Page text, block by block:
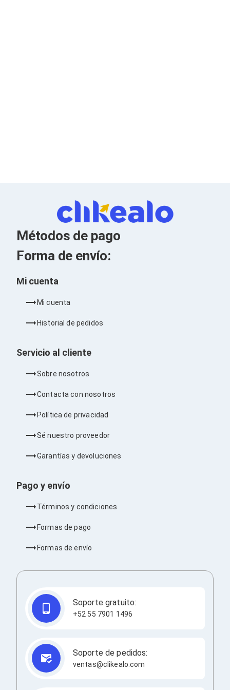
Accesorios para PC's
Bases para PC's
Kits de Herramientas
Candados para PC's
Protectores para PC's
Limpiadores para Electrónicos
Laptops
Workstations
Mini PC's
Audio
Micrófonos
Bases para Audífonos
Audífonos Intrauriculares
Bocinas y Bafles
Bocinas para Computadora
Sonido para Centros de Entretenimiento
Home Theater
Proyectores
Soportes de Proyectores
Maletines para Proyectores
Pantallas de Proyección
Adaptadores de Red para Proyectores
TV y Pantallas
Accesorios TV
Controles Remoto
Reproductores para Transmisión Multimedia
Pantallas
Pantallas Comerciales
Métodos de pago
Forma de envío:
Mi cuenta
Mi cuenta
Historial de pedidos
Servicio al cliente
Sobre nosotros
Contacta con nosotros
Política de privacidad
Sé nuestro proveedor
Garantías y devoluciones
Pago y envío
Términos y condiciones
Formas de pago
Formas de envío
Soporte gratuito:
+52 55 7901 1496
Soporte de pedidos:
ventas@clikealo.com